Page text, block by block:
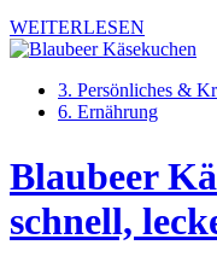
WEITERLESEN
3. Persönliches &
6. Ernährung
Blaubeer
schnell,